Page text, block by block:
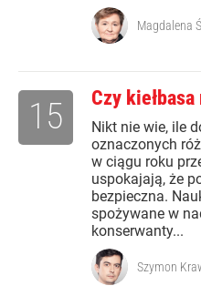
Magdalena
Czy
Nikt nie wie, ile
oznaczonych
w ciągu roku
uspokajają, że
bezpieczna.
spożywane w
konserwanty...
15
Szymon